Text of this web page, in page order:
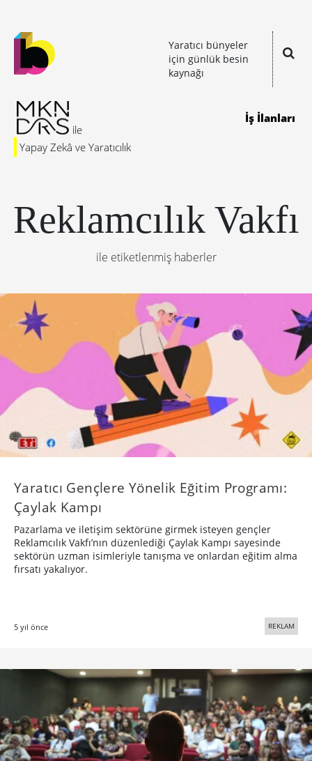
Yaratıcı bünyeler
için günlük besin
kaynağı
Yapay Zekâ ve Yaratıcılık
İş İlanları
Reklamcılık Vakfı
ile etiketlenmiş haberler
Yaratıcı Gençlere Yönelik Eğitim Programı:
Çaylak Kampı
Pazarlama ve iletişim sektörüne girmek isteyen gençler
Reklamcılık Vakfı’nın düzenlediği Çaylak Kampı sayesinde
sektörün uzman isimleriyle tanışma ve onlardan eğitim alma
fırsatı yakalıyor.
5 yıl önce REKLAM